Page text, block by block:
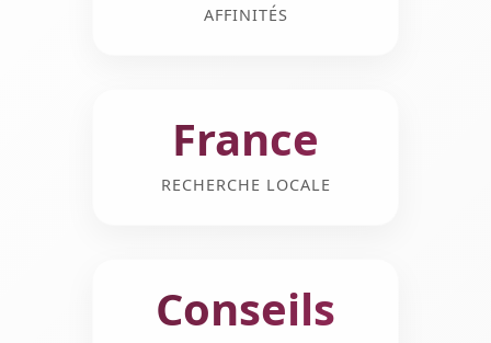
AFFINITÉS
France
RECHERCHE LOCALE
Conseils